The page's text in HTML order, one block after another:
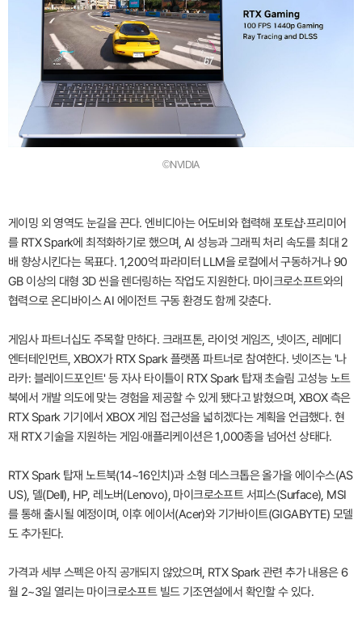
©NVIDIA
게이밍 외 영역도 눈길을 끈다. 엔비디아는 어도비와 협력해 포토샵·프리미어
를 RTX Spark에 최적화하기로 했으며, AI 성능과 그래픽 처리 속도를 최대 2
배 향상시킨다는 목표다. 1,200억 파라미터 LLM을 로컬에서 구동하거나 90
GB 이상의 대형 3D 씬을 렌더링하는 작업도 지원한다. 마이크로소프트와의
협력으로 온디바이스 AI 에이전트 구동 환경도 함께 갖춘다.
게임사 파트너십도 주목할 만하다. 크래프톤, 라이엇 게임즈, 넷이즈, 레메디
엔터테인먼트, XBOX가 RTX Spark 플랫폼 파트너로 참여한다. 넷이즈는 '나
라카: 블레이드포인트' 등 자사 타이틀이 RTX Spark 탑재 초슬림 고성능 노트
북에서 개발 의도에 맞는 경험을 제공할 수 있게 됐다고 밝혔으며, XBOX 측은
RTX Spark 기기에서 XBOX 게임 접근성을 넓히겠다는 계획을 언급했다. 현
재 RTX 기술을 지원하는 게임·애플리케이션은 1,000종을 넘어선 상태다.
RTX Spark 탑재 노트북(14~16인치)과 소형 데스크톱은 올가을 에이수스(AS
US), 델(Dell), HP, 레노버(Lenovo), 마이크로소프트 서피스(Surface), MSI
를 통해 출시될 예정이며, 이후 에이서(Acer)와 기가바이트(GIGABYTE) 모델
도 추가된다.
가격과 세부 스펙은 아직 공개되지 않았으며, RTX Spark 관련 추가 내용은 6
월 2~3일 열리는 마이크로소프트 빌드 기조연설에서 확인할 수 있다.